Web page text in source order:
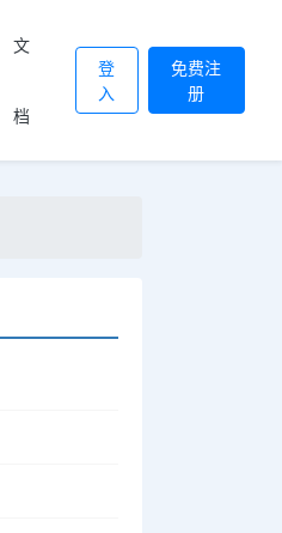
文
档
登
入
免费注
册